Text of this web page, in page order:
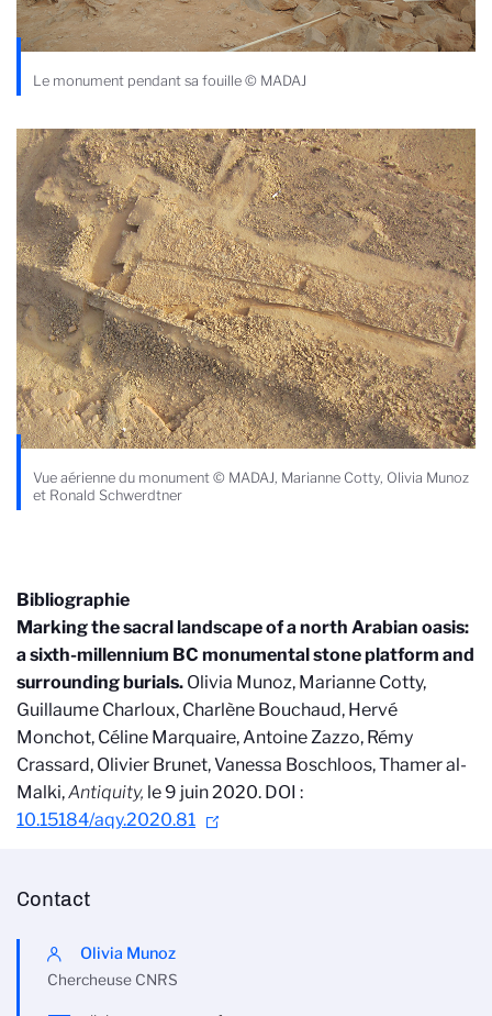
Le monument pendant sa fouille © MADAJ
Vue aérienne du monument © MADAJ, Marianne Cotty, Olivia Munoz
et Ronald Schwerdtner
Bibliographie
Marking the sacral landscape of a north Arabian oasis:
a sixth-millennium BC monumental stone platform and
surrounding burials. Olivia Munoz, Marianne Cotty,
Guillaume Charloux, Charlène Bouchaud, Hervé
Monchot, Céline Marquaire, Antoine Zazzo, Rémy
Crassard, Olivier Brunet, Vanessa Boschloos, Thamer al-
Malki,Antiquity, le 9 juin 2020. DOI :
10.15184/aqy.2020.81
Contact
Olivia Munoz
Chercheuse CNRS